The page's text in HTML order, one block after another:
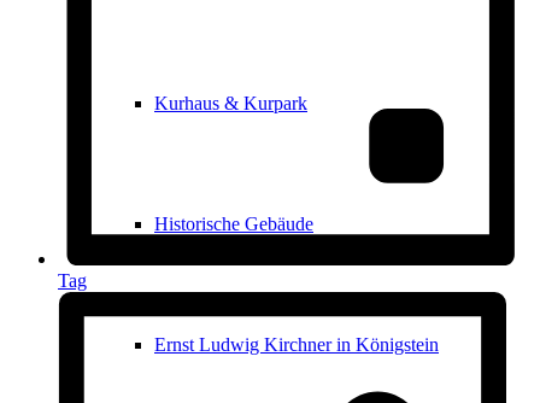
Kurhaus & Kurpark
Historische Gebäude
Ernst Ludwig Kirchner in Königstein
Tag